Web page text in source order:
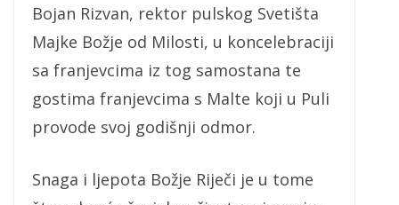
Bojan Rizvan, rektor pulskog Svetišta
Majke Božje od Milosti, u koncelebraciji
sa franjevcima iz tog samostana te
gostima franjevcima s Malte koji u Puli
provode svoj godišnji odmor.
Snaga i ljepota Božje Riječi je u tome